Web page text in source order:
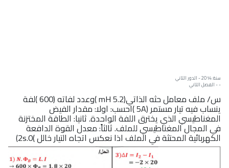
سنة: 2014 - الدور الثاني
- - الفصل الثاني
س/ ملف معامل حثه الذاتي(mH 5.2 )وعدد لفاته (600 )لفة
ينساب فيه تيار مستمر (5A )احسب: اولا: مقدار الفيض
المغناطيسي الذي يخترق اللفة الواحدة. ثانيا: الطاقة المختزنة
في المجال المغناطيسي للملف. ثالثاً: معدل القوة الدافعة
الكهربائية المحتثة في الملف اذا نعكس اتجاه التيار خالل )2s.0)